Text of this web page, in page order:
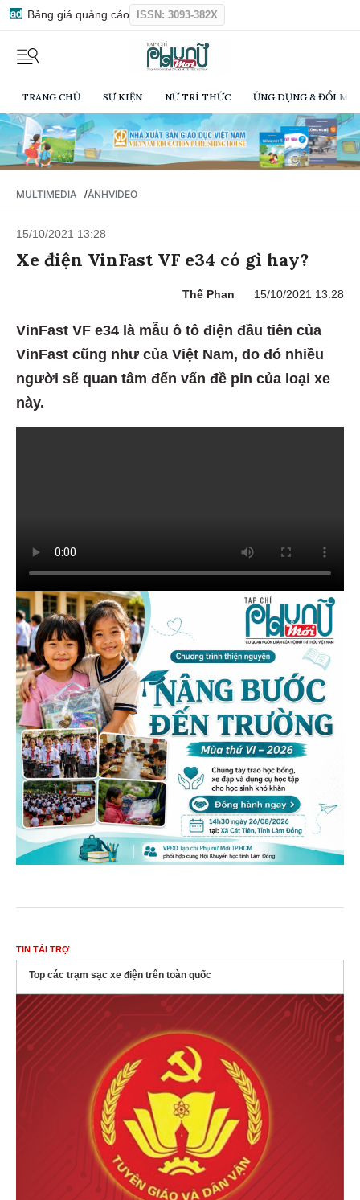
Bảng giá quảng cáo ISSN: 3093-382X
TRANG CHỦ SỰ KIỆN NỮ TRÍ THỨC ỨNG DỤNG & ĐỔI
MULTIMEDIA /ẢNHVIDEO
15/10/2021 13:28
Xe điện VinFast VF e34 có gì hay?
Thế Phan 15/10/2021 13:28
VinFast VF e34 là mẫu ô tô điện đầu tiên của
VinFast cũng như của Việt Nam, do đó nhiều
người sẽ quan tâm đến vấn đề pin của loại xe
này.
TIN TÀI TRỢ
Top các trạm sạc xe điện trên toàn quốc